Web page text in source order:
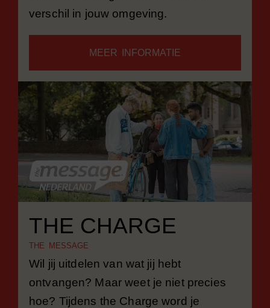
verschil in jouw omgeving.
MEER INFORMATIE
THE CHARGE
THE MESSAGE
Wil jij uitdelen van wat jij hebt
ontvangen? Maar weet je niet precies
hoe? Tijdens the Charge word je